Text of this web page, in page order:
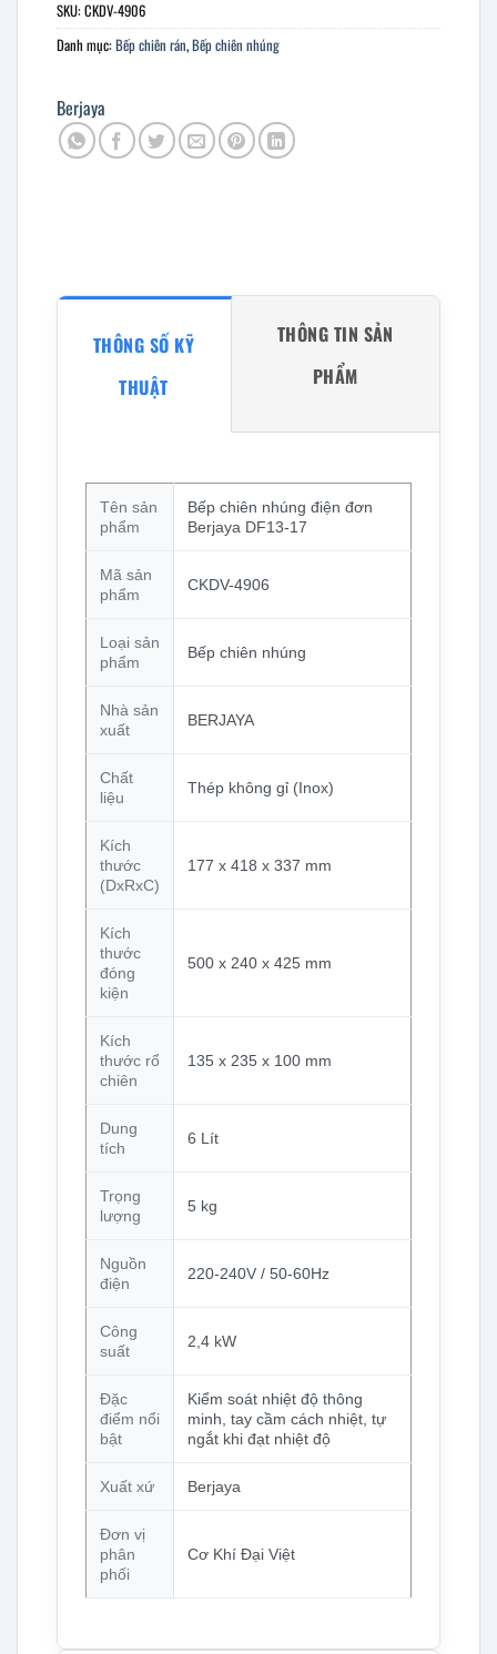
SKU:CKDV-4906
Danh mục:Bếp chiên rán,Bếp chiên nhúng
Berjaya
THÔNG SỐ KỸ
THUẬT
THÔNG TIN SẢN
PHẨM
Tên sản
phẩm
Bếp chiên nhúng điện đơn
Berjaya DF13-17
Mã sản
phẩm
CKDV-4906
Loại sản
phẩm
Bếp chiên nhúng
Nhà sản
xuất
BERJAYA
Chất
liệu
Thép không gỉ (Inox)
Kích
thước
(DxRxC)
177 x 418 x 337 mm
Kích
thước
đóng
kiện
500 x 240 x 425 mm
Kích
thước rổ
chiên
135 x 235 x 100 mm
Dung
tích
6 Lít
Trọng
lượng
5 kg
Nguồn
điện
220-240V / 50-60Hz
Công
suất
2,4 kW
Đặc
điểm nổi
bật
Kiểm soát nhiệt độ thông
minh, tay cầm cách nhiệt, tự
ngắt khi đạt nhiệt độ
Xuất xứ Berjaya
Đơn vị
phân
phối
Cơ Khí Đại Việt